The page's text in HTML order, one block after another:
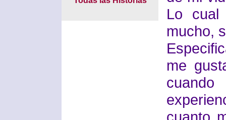
Lo
mucho,
me